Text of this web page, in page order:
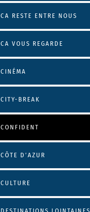
CA RESTE ENTRE NOUS
CA VOUS REGARDE
CINÉMA
CITY-BREAK
CONFIDENT
CÔTE D’AZUR
CULTURE